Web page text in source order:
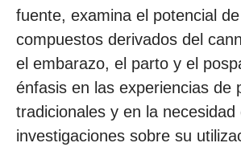
fuente, examina el potencial
compuestos derivados del
el embarazo, el parto y el
énfasis en las experiencias de
tradicionales y en la
investigaciones sobre su